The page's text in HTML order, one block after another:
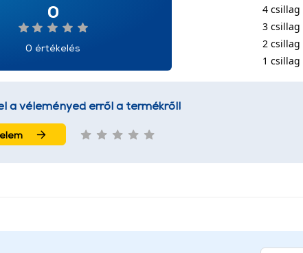
0
0 értékelés
4 csillag
3 csillag
2 csillag
1 csillag
a véleményed erről a termékről!